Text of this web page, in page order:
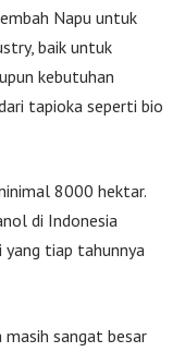
Napu untuk
baik untuk
kebutuhan
tapioka seperti bio
8000 hektar.
di Indonesia
yang tiap tahunnya
masih sangat besar